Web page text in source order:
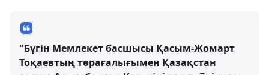
"Бүгін Мемлекет басшысы Қасым-Жомарт
Тоқаевтың төрағалығымен Қазақстан